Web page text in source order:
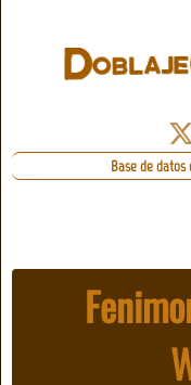
Base de